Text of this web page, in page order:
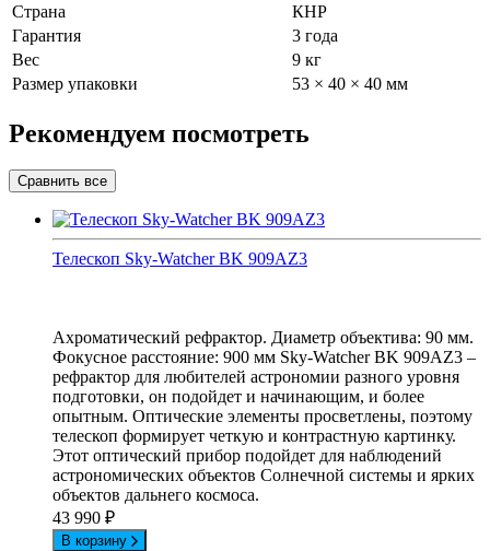
Страна
КНР
Гарантия
3 года
Вес
9 кг
Размер упаковки
53 × 40 × 40 мм
Рекомендуем посмотреть
Телескоп Sky-Watcher BK 909AZ3
Ахроматический рефрактор. Диаметр объектива: 90 мм.
Фокусное расстояние: 900 мм Sky-Watcher BK 909AZ3 –
рефрактор для любителей астрономии разного уровня
подготовки, он подойдет и начинающим, и более
опытным. Оптические элементы просветлены, поэтому
телескоп формирует четкую и контрастную картинку.
Этот оптический прибор подойдет для наблюдений
астрономических объектов Солнечной системы и ярких
объектов дальнего космоса.
43 990 ₽
В корзину